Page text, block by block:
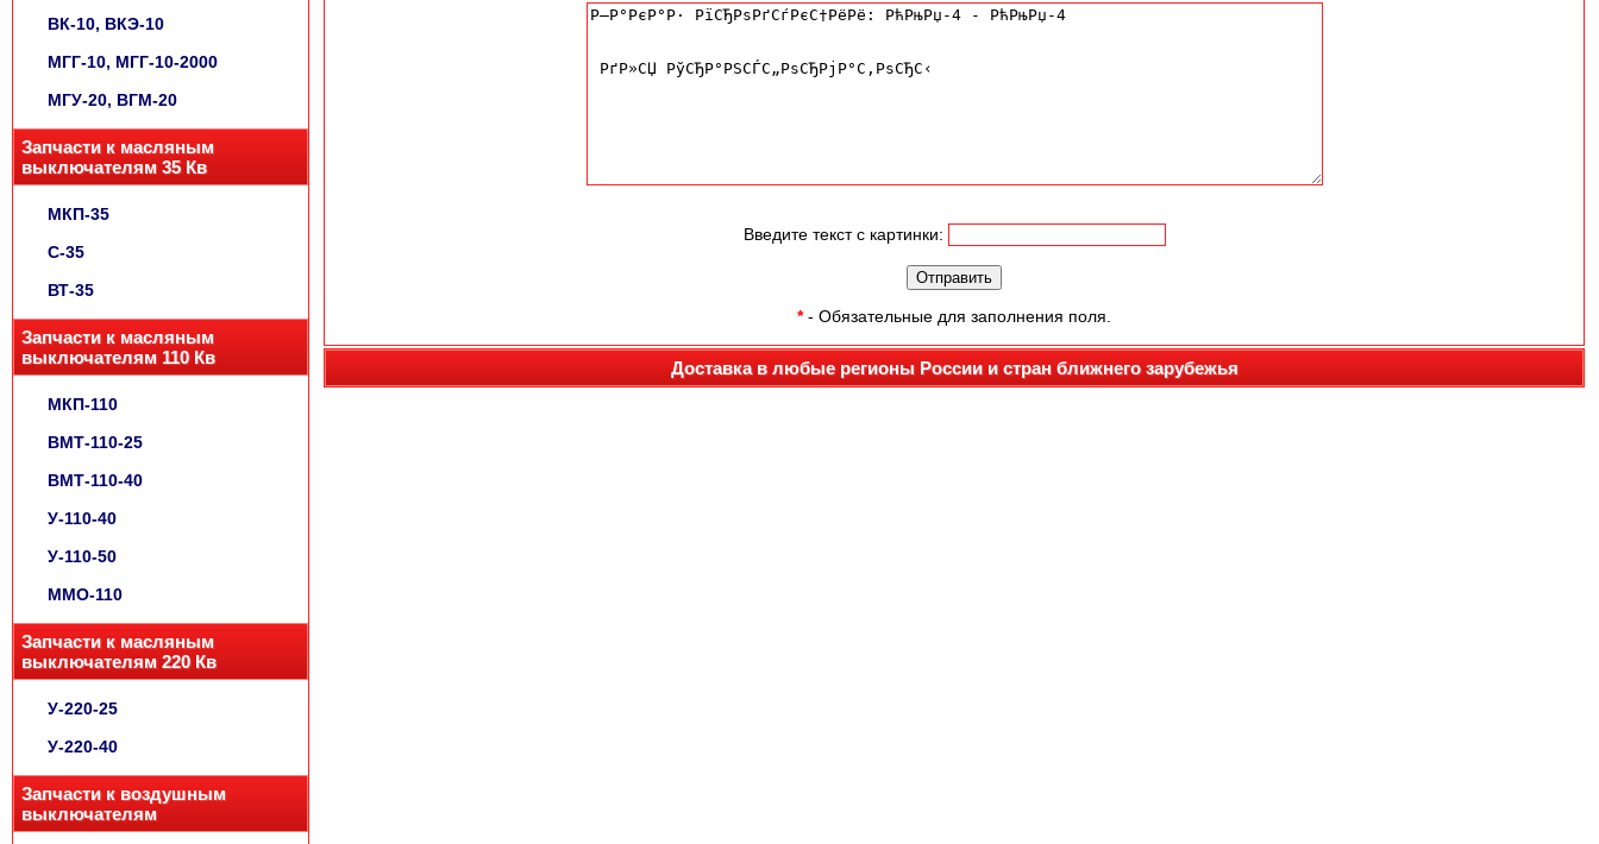
ВК-10, ВКЭ-10
МГГ-10, МГГ-10-2000
МГУ-20, ВГМ-20
Запчасти к масляным
выключателям 35 Кв
МКП-35
С-35
ВТ-35
Запчасти к масляным
выключателям 110 Кв
МКП-110
ВМТ-110-25
ВМТ-110-40
У-110-40
У-110-50
ММО-110
Запчасти к масляным
выключателям 220 Кв
У-220-25
У-220-40
Запчасти к воздушным
выключателям
Введите текст с картинки:
*- Обязательные для заполнения поля.
Доставка в любые регионы России и стран ближнего зарубежья